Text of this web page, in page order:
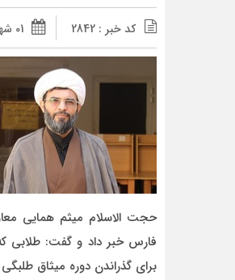
کد خبر : 2842 01 شهریور 1402 - 9:43
حجت الاسلام میثم همایی
فارس خبر داد و گفت: طلابی
برای گذراندن دوره میثاق